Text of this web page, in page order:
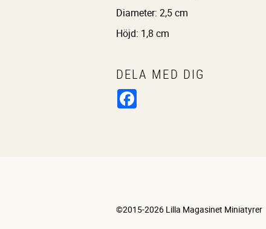
Diameter: 2,5 cm
Höjd: 1,8 cm
DELA MED DIG
©2015-2026 Lilla Magasinet Miniatyrer